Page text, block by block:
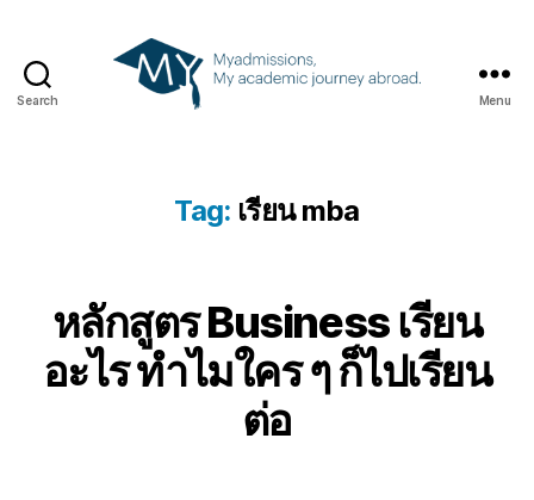
Search Menu
Tag: เรียน mba
หลักสูตร Business เรียน
อะไร ทำไมใคร ๆ ก็ไปเรียน
ต่อ